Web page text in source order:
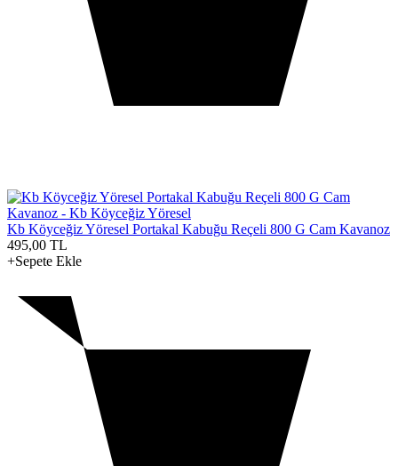
Kb Köyceğiz Yöresel Portakal Kabuğu Reçeli 800 G Cam Kavanoz
495,00 TL
+Sepete Ekle